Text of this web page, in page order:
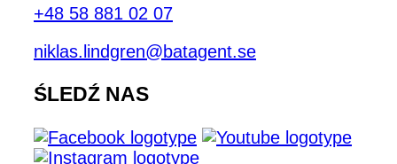
+48 58 881 02 07
niklas.lindgren@batagent.se
ŚLEDŹ NAS